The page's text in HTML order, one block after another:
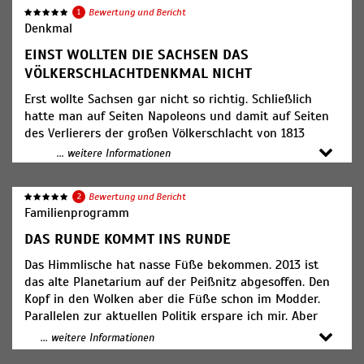
1 Bewertung und Bericht
Denkmal
EINST WOLLTEN DIE SACHSEN DAS
VÖLKERSCHLACHTDENKMAL NICHT
Erst wollte Sachsen gar nicht so richtig. Schließlich
hatte man auf Seiten Napoleons und damit auf Seiten
des Verlierers der großen Völkerschlacht von 1813
gekämpft. Aber die Zeit heilt alle Wunden. Nach 100-
jähriger Trotzphase konnten auch die Sachsen nicht
umhin, die herausragende historische Bedeutung
anzuerkennen. Dafür wurde dann aber nicht gekleckert
sondern geklotzt. Das Völkerschlachtdenkmal ist mit
seinem 91 Metern das höchste Denkmal Europas.
von oben so schön den Überblick waren kann, ist die
Sicht auf Leipzig und das weite Umland bis zum
Petersberg bei Halle auch so aufschlussreich. In Leipzig
wird gebaut auf Teufel komm raus. Die Stadt wächst
und gedeiht als ob der Aufbau Ost gerade erst
... weitere Informationen
2 Bewertung und Bericht
Familienprogramm
DAS RUNDE KOMMT INS RUNDE
Das Himmlische hat nasse Füße bekommen. 2013 ist
das alte Planetarium auf der Peißnitz abgesoffen. Den
Kopf in den Wolken aber die Füße schon im Modder.
Parallelen zur aktuellen Politik erspare ich mir. Aber
Spaß beiseite, die Wege des Herrn sind doch
unergründlich. Ohne die Flut des Saale-Hochwassers
... weitere Informationen